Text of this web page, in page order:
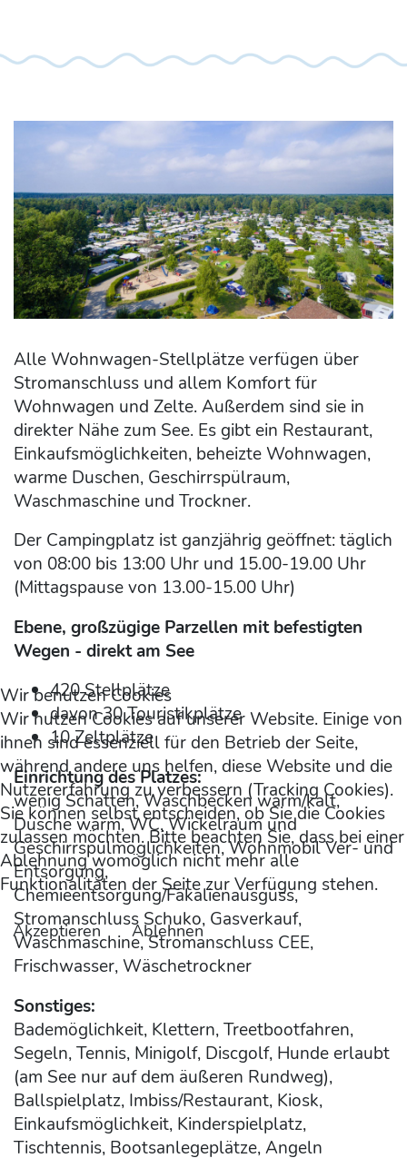
Alle Wohnwagen-Stellplätze verfügen über
Stromanschluss und allem Komfort für
Wohnwagen und Zelte. Außerdem sind sie in
direkter Nähe zum See. Es gibt ein Restaurant,
Einkaufsmöglichkeiten, beheizte Wohnwagen,
warme Duschen, Geschirrspülraum,
Waschmaschine und Trockner.
Der Campingplatz ist ganzjährig geöffnet: täglich
von 08:00 bis 13:00 Uhr und 15.00-19.00 Uhr
(Mittagspause von 13.00-15.00 Uhr)
Ebene, großzügige Parzellen mit befestigten
Wegen - direkt am See
420 Stellplätze
davon 30 Touristikplätze
10 Zeltplätze
Einrichtung des Platzes:
wenig Schatten, Waschbecken warm/kalt,
Dusche warm, WC, Wickelraum und
Geschirrspülmöglichkeiten, Wohnmobil Ver- und
Entsorgung,
Chemieentsorgung/Fäkalienausguss,
Stromanschluss Schuko, Gasverkauf,
Waschmaschine, Stromanschluss CEE,
Frischwasser, Wäschetrockner
Sonstiges:
Bademöglichkeit, Klettern, Treetbootfahren,
Segeln, Tennis, Minigolf, Discgolf, Hunde erlaubt
(am See nur auf dem äußeren Rundweg),
Ballspielplatz, Imbiss/Restaurant, Kiosk,
Einkaufsmöglichkeit, Kinderspielplatz,
Tischtennis, Bootsanlegeplätze, Angeln
Wir benutzen Cookies
Wir nutzen Cookies auf unserer Website. Einige von
ihnen sind essenziell für den Betrieb der Seite,
während andere uns helfen, diese Website und die
Nutzererfahrung zu verbessern (Tracking Cookies).
Sie können selbst entscheiden, ob Sie die Cookies
zulassen möchten. Bitte beachten Sie, dass bei einer
Ablehnung womöglich nicht mehr alle
Funktionalitäten der Seite zur Verfügung stehen.
Akzeptieren Ablehnen